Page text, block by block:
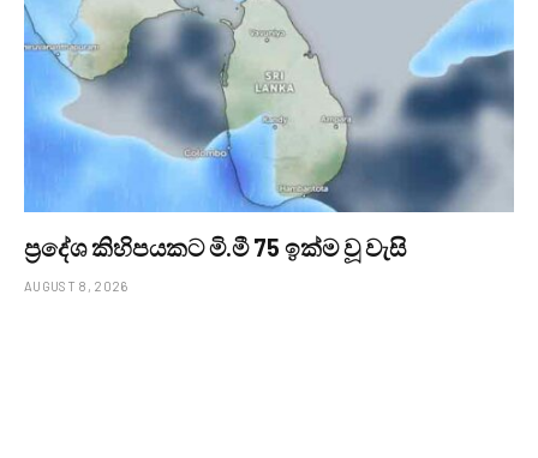
ප්‍රදේශ කිහිපයකට මි.මී 75 ඉක්ම වූ වැසි
AUGUST 8, 2026